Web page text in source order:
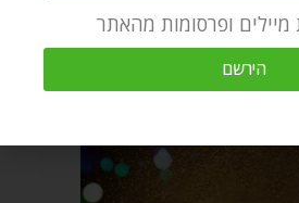
ופרסומות מהאתר
הירשם